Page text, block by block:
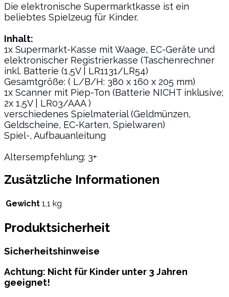
Die elektronische Supermarktkasse ist ein
beliebtes Spielzeug für Kinder.
Inhalt:
1x Supermarkt-Kasse mit Waage, EC-Geräte und
elektronischer Registrierkasse (Taschenrechner
inkl. Batterie (1,5V | LR1131/LR54)
Gesamtgröße: ( L/B/H: 380 x 160 x 205 mm)
1x Scanner mit Piep-Ton (Batterie NICHT inklusive;
2x 1,5V | LR03/AAA )
verschiedenes Spielmaterial (Geldmünzen,
Geldscheine, EC-Karten, Spielwaren)
Spiel-, Aufbauanleitung
Altersempfehlung: 3+
Zusätzliche Informationen
Gewicht 1,1 kg
Produktsicherheit
Sicherheitshinweise
Achtung: Nicht für Kinder unter 3 Jahren
geeignet!